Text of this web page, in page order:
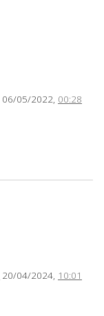
06/05/2022, 00:28
20/04/2024, 10:01